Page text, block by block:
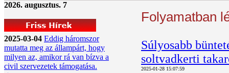
2026. augusztus. 7
2025-03-04 Eddig háromszor
mutatta meg az állampárt, hogy
milyen az, amikor rá van bízva a
civil szervezetek támogatása.
Folyamatban
Súlyosabb
soltvadkerti
2025-01-28 15:07:59